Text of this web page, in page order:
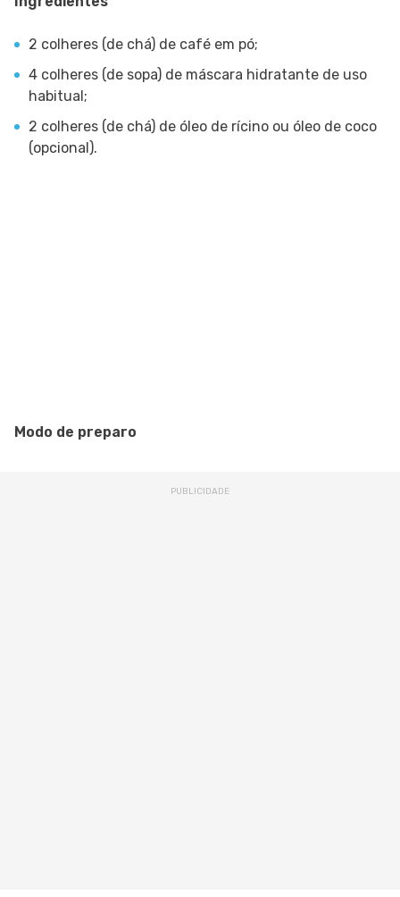
2 colheres (de chá) de café em pó;
4 colheres (de sopa) de máscara hidratante de uso
habitual;
2 colheres (de chá) de óleo de rícino ou óleo de coco
(opcional).
Modo de preparo